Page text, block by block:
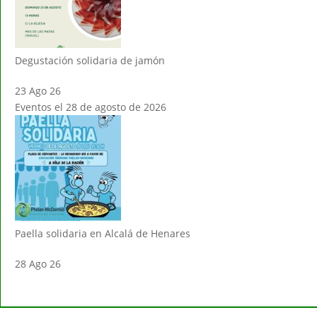
Degustación solidaria de jamón
23 Ago 26
Eventos el 28 de agosto de 2026
Paella solidaria en Alcalá de Henares
28 Ago 26